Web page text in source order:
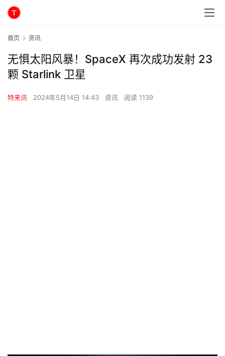
首页 资讯
无惧太阳风暴！SpaceX 再次成功发射 23
颗 Starlink 卫星
特来讯 2024年5月14日 14:43 资讯 阅读 1139